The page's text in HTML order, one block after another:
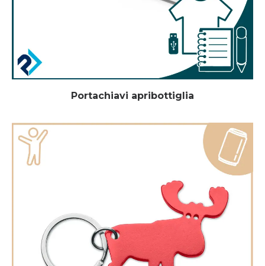
Portachiavi apribottiglia